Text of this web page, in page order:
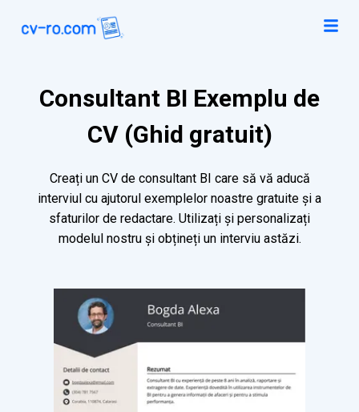
Consultant BI Exemplu de
CV (Ghid gratuit)
Creați un CV de consultant BI care să vă aducă
interviul cu ajutorul exemplelor noastre gratuite și a
sfaturilor de redactare. Utilizați și personalizați
modelul nostru și obțineți un interviu astăzi.